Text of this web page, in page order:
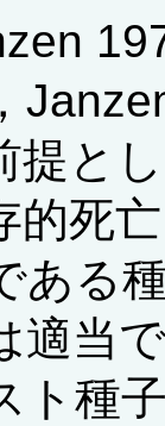
提と
的死
ある
適当
ト種